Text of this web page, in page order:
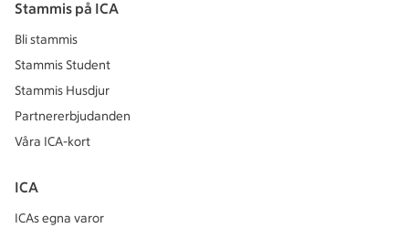
Stammis på ICA
Bli stammis
Stammis Student
Stammis Husdjur
Partnererbjudanden
Våra ICA-kort
ICA
ICAs egna varor